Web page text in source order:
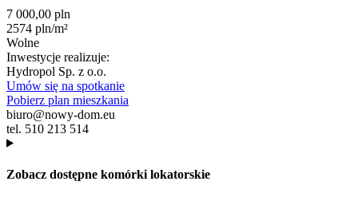
7 000,00 pln
2574 pln/m²
Wolne
Inwestycje realizuje:
Hydropol Sp. z o.o.
Umów się na spotkanie
Pobierz plan mieszkania
biuro@nowy-dom.eu
tel. 510 213 514
Zobacz dostępne komórki lokatorskie